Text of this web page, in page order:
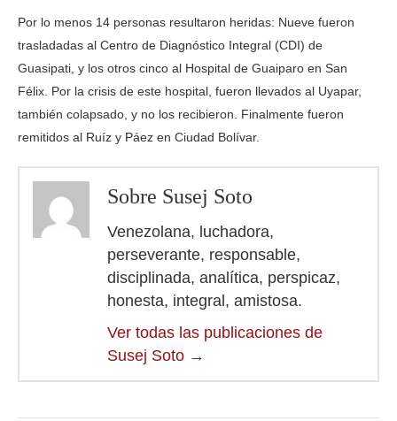
Por lo menos 14 personas resultaron heridas: Nueve fueron
trasladadas al Centro de Diagnóstico Integral (CDI) de
Guasipati, y los otros cinco al Hospital de Guaiparo en San
Félix. Por la crisis de este hospital, fueron llevados al Uyapar,
también colapsado, y no los recibieron. Finalmente fueron
remitidos al Ruíz y Páez en Ciudad Bolívar.
Sobre Susej Soto
Venezolana, luchadora,
perseverante, responsable,
disciplinada, analítica, perspicaz,
honesta, integral, amistosa.
Ver todas las publicaciones de
Susej Soto →